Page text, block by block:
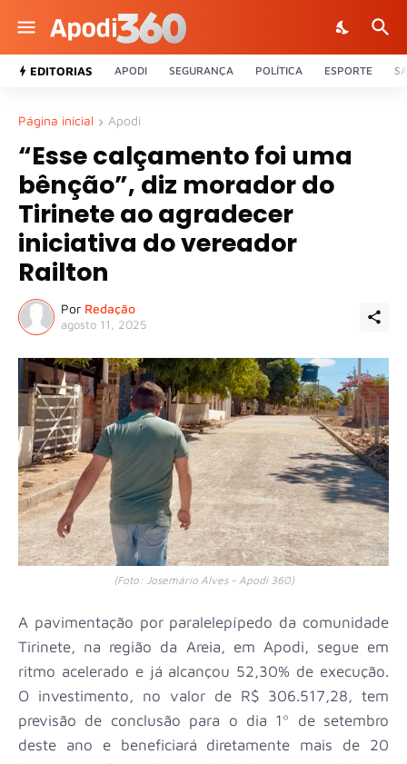
EDITORIAS APODI SEGURANÇA POLÍTICA ESPORTE
Página inicial Apodi
“Esse calçamento foi uma
bênção”, diz morador do
Tirinete ao agradecer
iniciativa do vereador
Railton
Por Redação
agosto 11, 2025
(Foto: Josemário Alves - Apodi 360)
A pavimentação por paralelepípedo da comunidade
Tirinete, na região da Areia, em Apodi, segue em
ritmo acelerado e já alcançou 52,30% de execução.
O investimento, no valor de R$ 306.517,28, tem
previsão de conclusão para o dia 1º de setembro
deste ano e beneficiará diretamente mais de 20